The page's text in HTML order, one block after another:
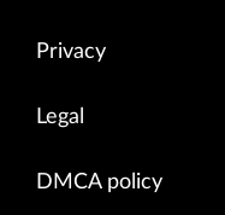
Privacy
Legal
DMCA policy